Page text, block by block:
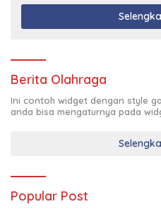
Berita Olahraga
Ini contoh widget dengan style
anda bisa mengaturnya pada
Popular Post